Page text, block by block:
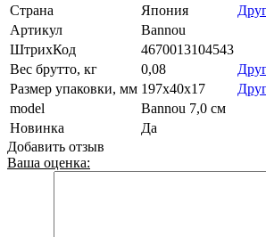
Страна
Япония
Артикул
Bannou
ШтрихКод
4670013104543
Вес брутто, кг
0,08
Размер упаковки, мм 197x40x17
model
Bannou 7,0 см
Новинка
Да
Добавить отзыв
Ваша оценка: